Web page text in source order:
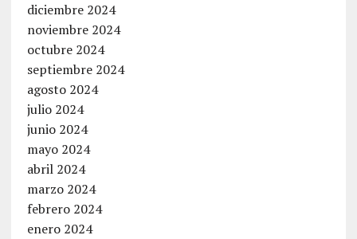
diciembre 2024
noviembre 2024
octubre 2024
septiembre 2024
agosto 2024
julio 2024
junio 2024
mayo 2024
abril 2024
marzo 2024
febrero 2024
enero 2024